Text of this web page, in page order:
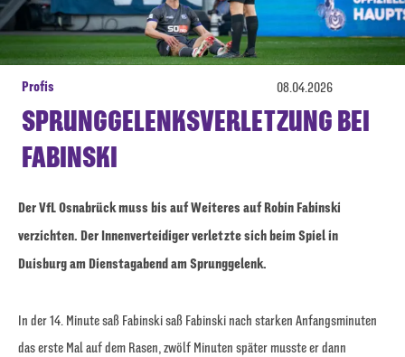
Profis 08.04.2026
SPRUNGGELENKSVERLETZUNG BEI
FABINSKI
Der VfL Osnabrück muss bis auf Weiteres auf Robin Fabinski
verzichten. Der Innenverteidiger verletzte sich beim Spiel in
Duisburg am Dienstagabend am Sprunggelenk.
In der 14. Minute saß Fabinski saß Fabinski nach starken Anfangsminuten
das erste Mal auf dem Rasen, zwölf Minuten später musste er dann